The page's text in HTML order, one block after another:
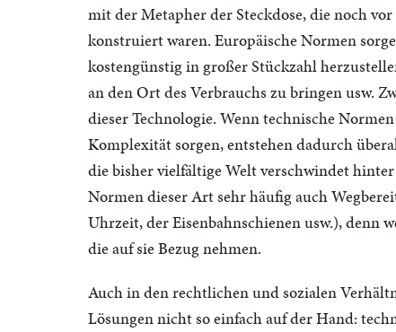
mit der Metapher der Steckdose, die noch
konstruiert waren. Europäische Normen
kostengünstig in großer Stückzahl
an den Ort des Verbrauchs zu bringen usw.
dieser Technologie. Wenn technische
Komplexität sorgen, entstehen dadurch
die bisher vielfältige Welt verschwindet
Normen dieser Art sehr häufig auch
Uhrzeit, der Eisenbahnschienen usw.),
die auf sie Bezug nehmen.
Auch in den rechtlichen und sozialen
Lösungen nicht so einfach auf der Hand: